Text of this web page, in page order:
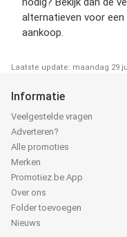
alternatieven voor
aankoop.
Laatste update: maandag 29
Informatie
Veelgestelde vragen
Adverteren?
Alle promoties
Merken
Promotiez.be App
Over ons
Folder toevoegen
Nieuws